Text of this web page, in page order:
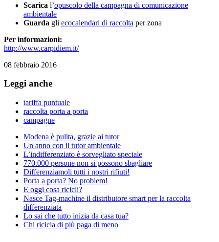
Scarica l’opuscolo della campagna di comunicazione
ambientale
Guarda gli ecocalendari di raccolta per zona
Per informazioni:
http://www.carpidiem.it/
08 febbraio 2016
Leggi anche
tariffa puntuale
raccolta porta a porta
campagne
Modena è pulita, grazie ai tutor
Un anno con il tutor ambientale
L’indifferenziato è sorvegliato speciale
770.000 persone non si possono sbagliare
Differenziamoli tutti i nostri rifiuti!
Porta a porta? No problem!
E oggi cosa ricicli?
Nasce Tag-machine il distributore smart per la raccolta
differenziata
Lo sai che tutto inizia da casa tua?
Chi ricicla di più paga di meno